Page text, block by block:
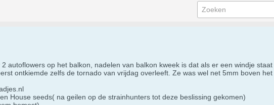
2 autoflowers op het balkon, nadelen van balkon kweek is dat als er een windje
ontkiemde zelfs de tornado van vrijdag overleeft. Ze was wel net 5mm boven
House seeds( na geilen op de strainhunters tot deze beslissing gekomen)